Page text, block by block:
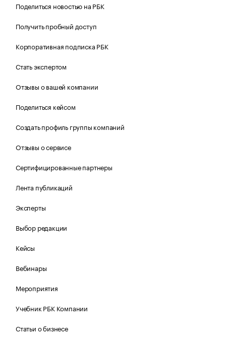
Поделиться новостью на РБК
Получить пробный доступ
Корпоративная подписка РБК
Стать экспертом
Отзывы о вашей компании
Поделиться кейсом
Создать профиль группы компаний
Отзывы о сервисе
Сертифицированные партнеры
Лента публикаций
Эксперты
Выбор редакции
Кейсы
Вебинары
Мероприятия
Учебник РБК Компании
Статьи о бизнесе